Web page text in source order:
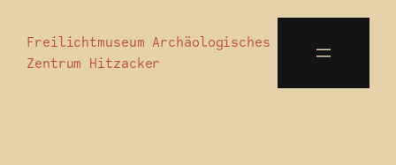
Freilichtmuseum Archäologisches
Zentrum Hitzacker